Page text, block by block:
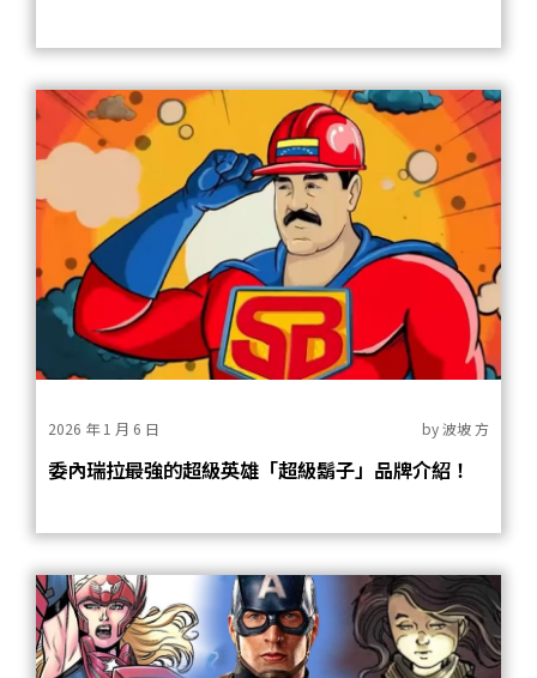
2026 年 1 月 6 日 by波坡 方
委內瑞拉最強的超級英雄「超級鬍子」品牌介紹！